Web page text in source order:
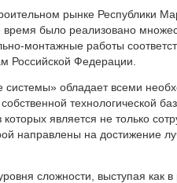
рынке Республики
было реализовано
монтажные работы
Российской Федерации.
обладает всеми
технологической
является не только
направлены на достижение
сложности, выступая как в